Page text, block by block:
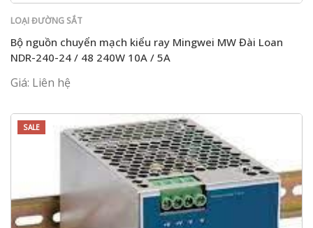
LOẠI ĐƯỜNG SẮT
Bộ nguồn chuyển mạch kiểu ray Mingwei MW Đài Loan
NDR-240-24 / 48 240W 10A / 5A
Giá: Liên hệ
SALE